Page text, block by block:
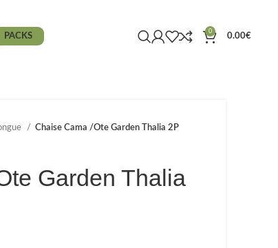
PACKS
0
0.00€
Chaise Cama /Ote Garden Thalia 2P
Garden Thalia